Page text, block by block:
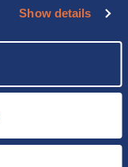
Show details